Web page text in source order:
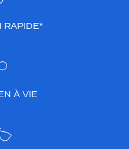
RAPIDE*
À VIE